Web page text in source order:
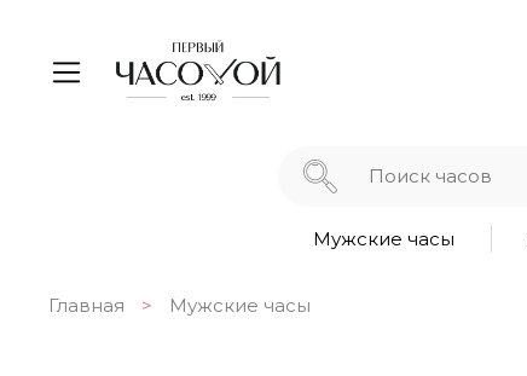
Мужские часы
Главная Мужские часы